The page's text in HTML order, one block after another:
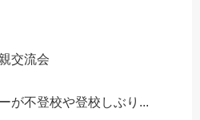
交流会
が不登校や登校しぶり...